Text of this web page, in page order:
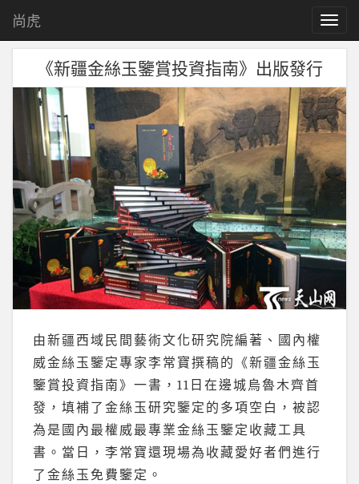
T
o
g
l
e
n
a
i
g
i
o
n
尚虎
《新疆金絲玉鑒賞投資指南》出版發行
由新疆西域民間藝術文化研究院編著、國內權
威金絲玉鑒定專家李常寶撰稿的《新疆金絲玉
鑒賞投資指南》一書，11日在邊城烏魯木齊首
發，填補了金絲玉研究鑒定的多項空白，被認
為是國內最權威最專業金絲玉鑒定收藏工具
書。當日，李常寶還現場為收藏愛好者們進行
了金絲玉免費鑒定。